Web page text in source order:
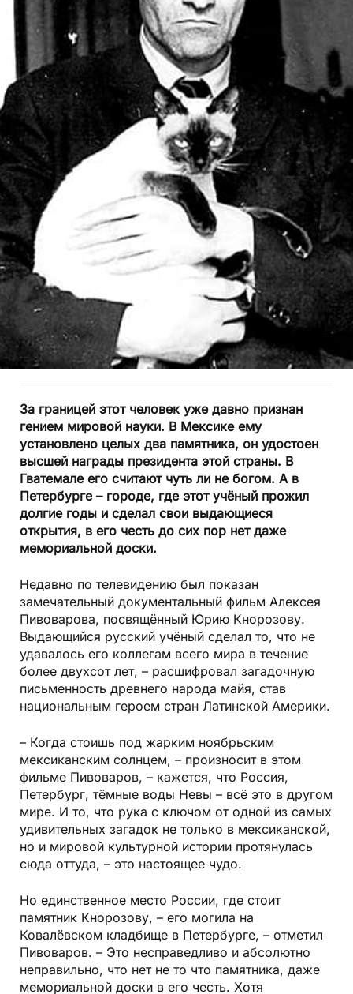
За границей этот человек уже давно признан
гением мировой науки. В Мексике ему
установлено целых два памятника, он удостоен
высшей награды президента этой страны. В
Гватемале его считают чуть ли не богом. А в
Петербурге – городе, где этот учёный прожил
долгие годы и сделал свои выдающиеся
открытия, в его честь до сих пор нет даже
мемориальной доски.
Недавно по телевидению был показан
замечательный документальный фильм Алексея
Пивоварова, посвящённый Юрию Кнорозову.
Выдающийся русский учёный сделал то, что не
удавалось его коллегам всего мира в течение
более двухсот лет, – расшифровал загадочную
письменность древнего народа майя, став
национальным героем стран Латинской Америки.
– Когда стоишь под жарким ноябрьским
мексиканским солнцем, – произносит в этом
фильме Пивоваров, – кажется, что Россия,
Петербург, тёмные воды Невы – всё это в другом
мире. И то, что рука с ключом от одной из самых
удивительных загадок не только в мексиканской,
но и мировой культурной истории протянулась
сюда оттуда, – это настоящее чудо.
Но единственное место России, где стоит
памятник Кнорозову, – его могила на
Ковалёвском кладбище в Петербурге, – отметил
Пивоваров. – Это несправедливо и абсолютно
неправильно, что нет не то что памятника, даже
мемориальной доски в его честь. Хотя